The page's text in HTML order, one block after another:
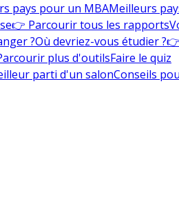
pays pour un MBAMeilleurs
👉 Parcourir tous les rapports
?Où devriez-vous étudier ?
plus d'outilsFaire le quiz
parti d'un salonConseils